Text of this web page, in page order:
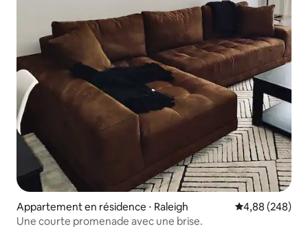
Appartement en résidence ⋅ Raleigh Évaluation
4,88 (248)
Une courte promenade avec une brise.